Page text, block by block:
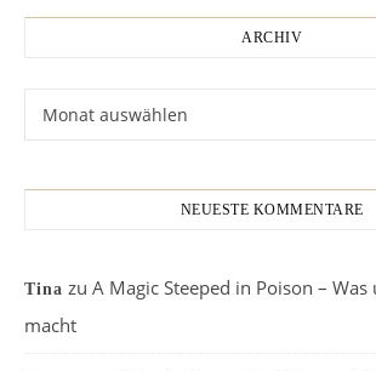
ARCHIV
NEUESTE KOMMENTARE
Tina zu A Magic Steeped in Poison –
macht